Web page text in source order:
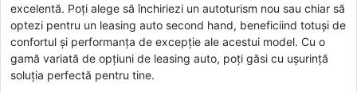
excelentă. Poți alege să închiriezi un autoturism nou sau chiar să
optezi pentru un leasing auto second hand, beneficiind totuși de
confortul și performanța de excepție ale acestui model. Cu o
gamă variată de opțiuni de leasing auto, poți găsi cu ușurință
soluția perfectă pentru tine.